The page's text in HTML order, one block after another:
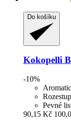
Do košíku
Kokopelli
-10%
Pevné
90,15 Kč